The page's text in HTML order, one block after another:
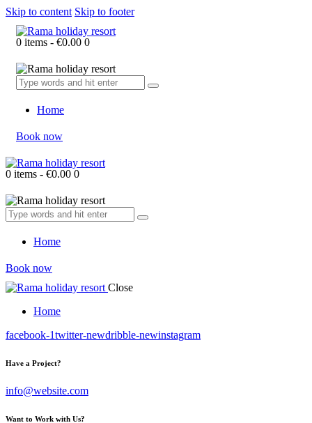
Skip to content Skip to footer
0 items - €0.00 0
Home
Book now
0 items - €0.00 0
Home
Book now
Close
Home
facebook-1twitter-newdribble-newinstagram
Have a Project?
info@website.com
Want to Work with Us?